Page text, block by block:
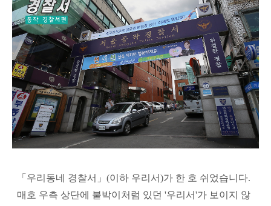
「우리동네 경찰서」(이하 우리서)가 한 호 쉬었습니다.
매호 우측 상단에 붙박이처럼 있던 '우리서'가 보이지 않